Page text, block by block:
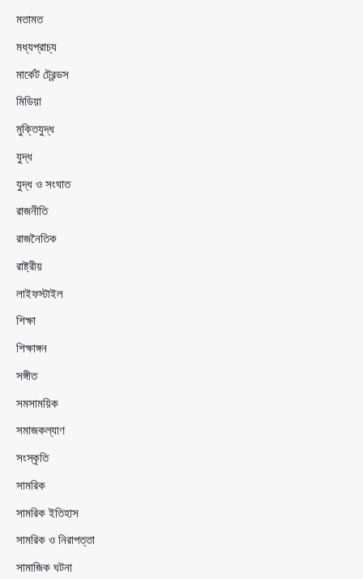
মতামত
মধ্যপ্রাচ্য
মার্কেট ট্রেন্ডস
মিডিয়া
মুক্তিযুদ্ধ
যুদ্ধ
যুদ্ধ ও সংঘাত
রাজনীতি
রাজনৈতিক
রাষ্ট্রীয়
লাইফস্টাইল
শিক্ষা
শিক্ষাঙ্গন
সঙ্গীত
সমসাময়িক
সমাজকল্যাণ
সংস্কৃতি
সামরিক
সামরিক ইতিহাস
সামরিক ও নিরাপত্তা
সামাজিক ঘটনা